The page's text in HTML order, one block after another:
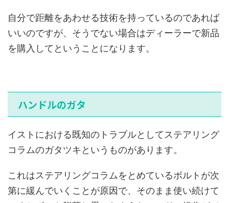
自分で距離をあわせる技術を持っているのであれば
いいのですが、そうでない場合はディーラーで新品
を購入してということになります。
ハンドルのガタ
イストにおける既知のトラブルとしてステアリング
コラムのガタツキというものがあります。
これはステアリングコラムをとめているボルトが次
第に緩んでいくことが原因で、そのまま使い続けて